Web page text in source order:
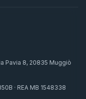
Pavia 8, 20835 Muggiò
· REA MB 1548338